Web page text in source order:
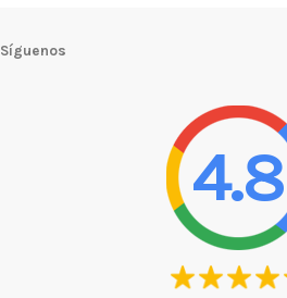
Síguenos
4.8